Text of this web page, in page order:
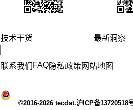
技术干货 最新洞察
联系我们 FAQ隐私政策 网站地图
©2016-2026 tecdat.沪ICP备13720518